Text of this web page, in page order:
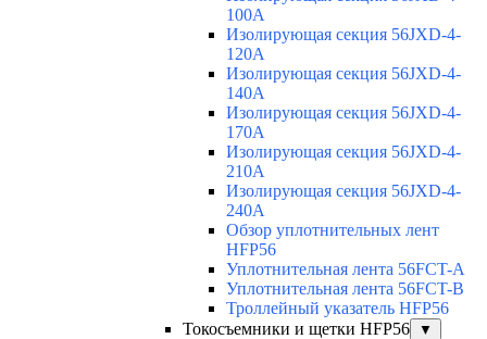
100A
Изолирующая секция 56JXD-4-
120A
Изолирующая секция 56JXD-4-
140A
Изолирующая секция 56JXD-4-
170A
Изолирующая секция 56JXD-4-
210A
Изолирующая секция 56JXD-4-
240A
Обзор уплотнительных лент
HFP56
Уплотнительная лента 56FCT-A
Уплотнительная лента 56FCT-B
Троллейный указатель HFP56
Токосъемники и щетки HFP56
▼